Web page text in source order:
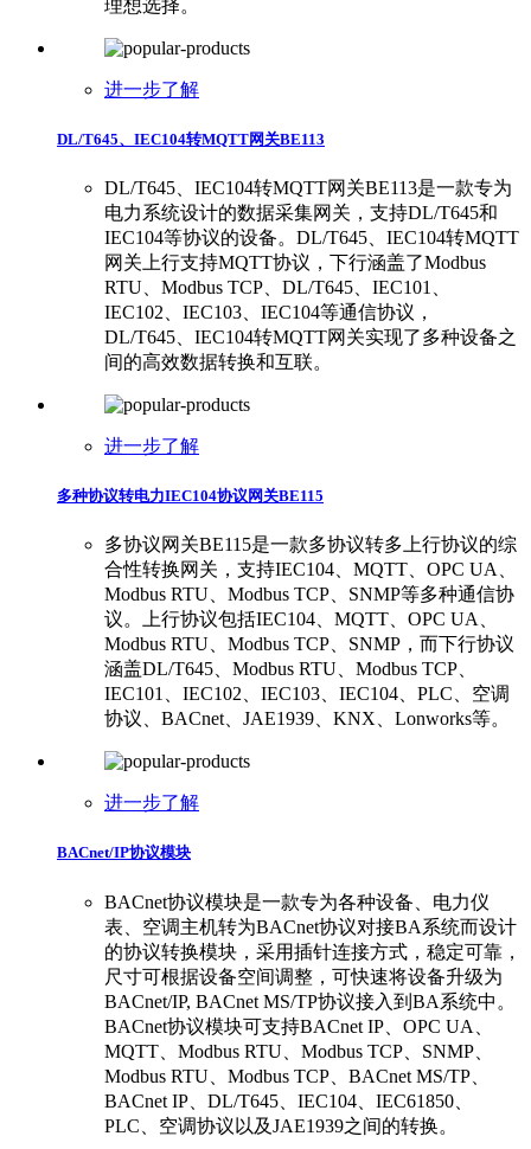
理想选择。
进一步了解
DL/T645、IEC104转MQTT网关BE113
DL/T645、IEC104转MQTT网关BE113是一款专为
电力系统设计的数据采集网关，支持DL/T645和
IEC104等协议的设备。DL/T645、IEC104转MQTT
网关上行支持MQTT协议，下行涵盖了Modbus
RTU、Modbus TCP、DL/T645、IEC101、
IEC102、IEC103、IEC104等通信协议，
DL/T645、IEC104转MQTT网关实现了多种设备之
间的高效数据转换和互联。
进一步了解
多种协议转电力IEC104协议网关BE115
多协议网关BE115是一款多协议转多上行协议的综
合性转换网关，支持IEC104、MQTT、OPC UA、
Modbus RTU、Modbus TCP、SNMP等多种通信协
议。上行协议包括IEC104、MQTT、OPC UA、
Modbus RTU、Modbus TCP、SNMP，而下行协议
涵盖DL/T645、Modbus RTU、Modbus TCP、
IEC101、IEC102、IEC103、IEC104、PLC、空调
协议、BACnet、JAE1939、KNX、Lonworks等。
进一步了解
BACnet/IP协议模块
BACnet协议模块是一款专为各种设备、电力仪
表、空调主机转为BACnet协议对接BA系统而设计
的协议转换模块，采用插针连接方式，稳定可靠，
尺寸可根据设备空间调整，可快速将设备升级为
BACnet/IP, BACnet MS/TP协议接入到BA系统中。
BACnet协议模块可支持BACnet IP、OPC UA、
MQTT、Modbus RTU、Modbus TCP、SNMP、
Modbus RTU、Modbus TCP、BACnet MS/TP、
BACnet IP、DL/T645、IEC104、IEC61850、
PLC、空调协议以及JAE1939之间的转换。